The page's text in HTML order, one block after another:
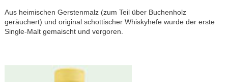
Aus heimischen Gerstenmalz (zum Teil über Buchenholz
geräuchert) und original schottischer Whiskyhefe wurde der erste
Single-Malt gemaischt und vergoren.